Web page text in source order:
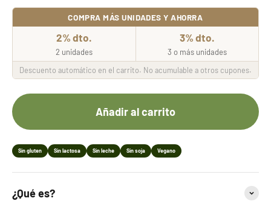
COMPRA MÁS UNIDADES Y AHORRA
2% dto.
2 unidades
3% dto.
3 o más unidades
Descuento automático en el carrito. No acumulable a otros cupones.
Añadir al carrito
Sin gluten Sin lactosa Sin leche Sin soja Vegano
¿Qué es?